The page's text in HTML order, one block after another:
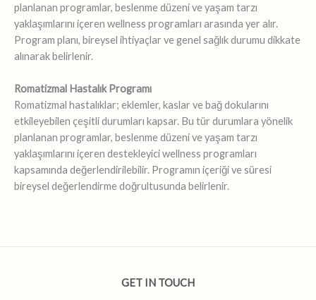
planlanan programlar, beslenme düzeni ve yaşam tarzı
yaklaşımlarını içeren wellness programları arasında yer alır.
Program planı, bireysel ihtiyaçlar ve genel sağlık durumu dikkate
alınarak belirlenir.
Romatizmal Hastalık Programı
Romatizmal hastalıklar; eklemler, kaslar ve bağ dokularını
etkileyebilen çeşitli durumları kapsar. Bu tür durumlara yönelik
planlanan programlar, beslenme düzeni ve yaşam tarzı
yaklaşımlarını içeren destekleyici wellness programları
kapsamında değerlendirilebilir. Programın içeriği ve süresi
bireysel değerlendirme doğrultusunda belirlenir.
GET IN TOUCH